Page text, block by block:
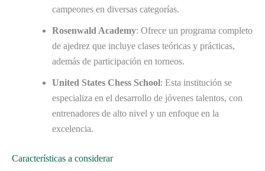
campeones en diversas categorías.
Rosenwald Academy: Ofrece un programa completo
de ajedrez que incluye clases teóricas y prácticas,
además de participación en torneos.
United States Chess School: Esta institución se
especializa en el desarrollo de jóvenes talentos, con
entrenadores de alto nivel y un enfoque en la
excelencia.
Características a considerar